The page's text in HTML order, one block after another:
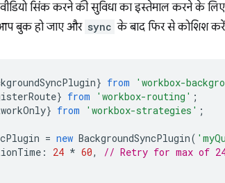
सिंक करने की सुविधा का इस्तेमाल करने के
बुक हो जाए और sync के बाद फिर से कोशिश करें
} from 'workbox-
} from 'workbox-routing' ;
} from 'workbox-strategies' ;
= new BackgroundSyncPlugin(
: 24 * 60,
// Retry for max of